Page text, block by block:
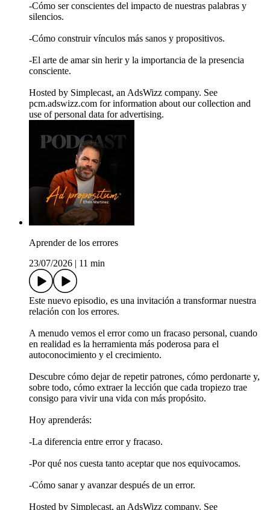
-Cómo ser conscientes del impacto de nuestras palabras y
silencios.
-Cómo construir vínculos más sanos y propositivos.
-El arte de amar sin herir y la importancia de la presencia
consciente.
Hosted by Simplecast, an AdsWizz company. See
pcm.adswizz.com for information about our collection and
use of personal data for advertising.
Aprender de los errores
23/07/2026
11 min
Este nuevo episodio, es una invitación a transformar nuestra
relación con los errores.
A menudo vemos el error como un fracaso personal, cuando
en realidad es la herramienta más poderosa para el
autoconocimiento y el crecimiento.
Descubre cómo dejar de repetir patrones, cómo perdonarte y,
sobre todo, cómo extraer la lección que cada tropiezo trae
consigo para vivir una vida con más propósito.
Hoy aprenderás:
-La diferencia entre error y fracaso.
-Por qué nos cuesta tanto aceptar que nos equivocamos.
-Cómo sanar y avanzar después de un error.
Hosted by Simplecast, an AdsWizz company. See